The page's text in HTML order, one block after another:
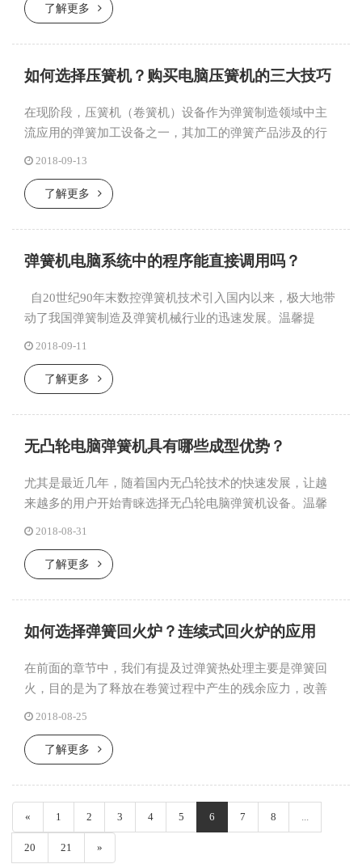
了解更多
如何选择压簧机？购买电脑压簧机的三大技巧
在现阶段，压簧机（卷簧机）设备作为弹簧制造领域中主
流应用的弹簧加工设备之一，其加工的弹簧产品涉及的行
2018-09-13
了解更多
弹簧机电脑系统中的程序能直接调用吗？
自20世纪90年末数控弹簧机技术引入国内以来，极大地带
动了我国弹簧制造及弹簧机械行业的迅速发展。温馨提
2018-09-11
了解更多
无凸轮电脑弹簧机具有哪些成型优势？
尤其是最近几年，随着国内无凸轮技术的快速发展，让越
来越多的用户开始青睐选择无凸轮电脑弹簧机设备。温馨
2018-08-31
了解更多
如何选择弹簧回火炉？连续式回火炉的应用
在前面的章节中，我们有提及过弹簧热处理主要是弹簧回
火，目的是为了释放在卷簧过程中产生的残余应力，改善
2018-08-25
了解更多
« 1 2 3 4 5 6 7 8 ...
20 21 »